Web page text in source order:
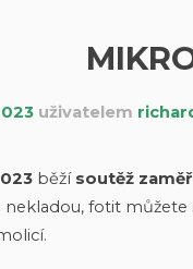
uživatelem
běží soutěž
nekladou, fotit